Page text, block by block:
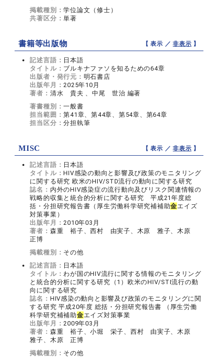
掲載種別：学位論文（修士）
共著区分：単著
書籍等出版物 【 表示 ／非表示 】
記述言語： 日本語
タイトル： ブルキナファソを知るための64章
出版者・発行元： 明石書店
出版年月：2025年10月
著者： 清水 貴夫 、中尾 世治 編著
著書種別：一般書
担当範囲：第41章、第44章、第54章、第64章
担当区分：分担執筆
MISC 【 表示 ／非表示 】
記述言語： 日本語
タイトル：HIV感染の動向と影響及び政策のモニタリング
に関する研究 欧米のHIV/STD流行の動向に関する研究
誌名： 内外のHIV感染症の流行動向及びリスク関連情報の
戦略的収集と統合的分析に関する研究 平成21年度総
括・分担研究報告書（厚生労働科学研究補補助金エイズ
対策事業）
出版年月：2010年03月
著者： 森重 裕子、西村 由実子、木原 雅子、木原
正博
掲載種別： その他
記述言語： 日本語
タイトル：わが国のHIV流行に関する情報のモニタリング
と統合的分析に関する研究（1）欧米のHIV/STI流行の動
向に関する研究
誌名： HIV感染の動向と影響及び政策のモニタリングに関
する研究 平成20年度 総括・分担研究報告書 （厚生労働
科学研究補補助金エイズ対策事業
出版年月：2009年03月
著者： 森重 裕子、小堀 栄子、西村 由実子、木原
雅子、木原 正博
掲載種別： その他